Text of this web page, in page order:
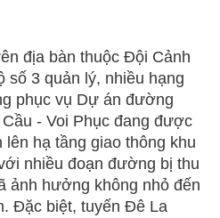
địa bàn thuộc Đội Cảnh
số 3 quản lý, nhiều hạng
phục vụ Dự án đường
- Voi Phục đang được
hạ tầng giao thông khu
nhiều đoạn đường bị thu
ảnh hưởng không nhỏ đến
Đặc biệt, tuyến Đê La